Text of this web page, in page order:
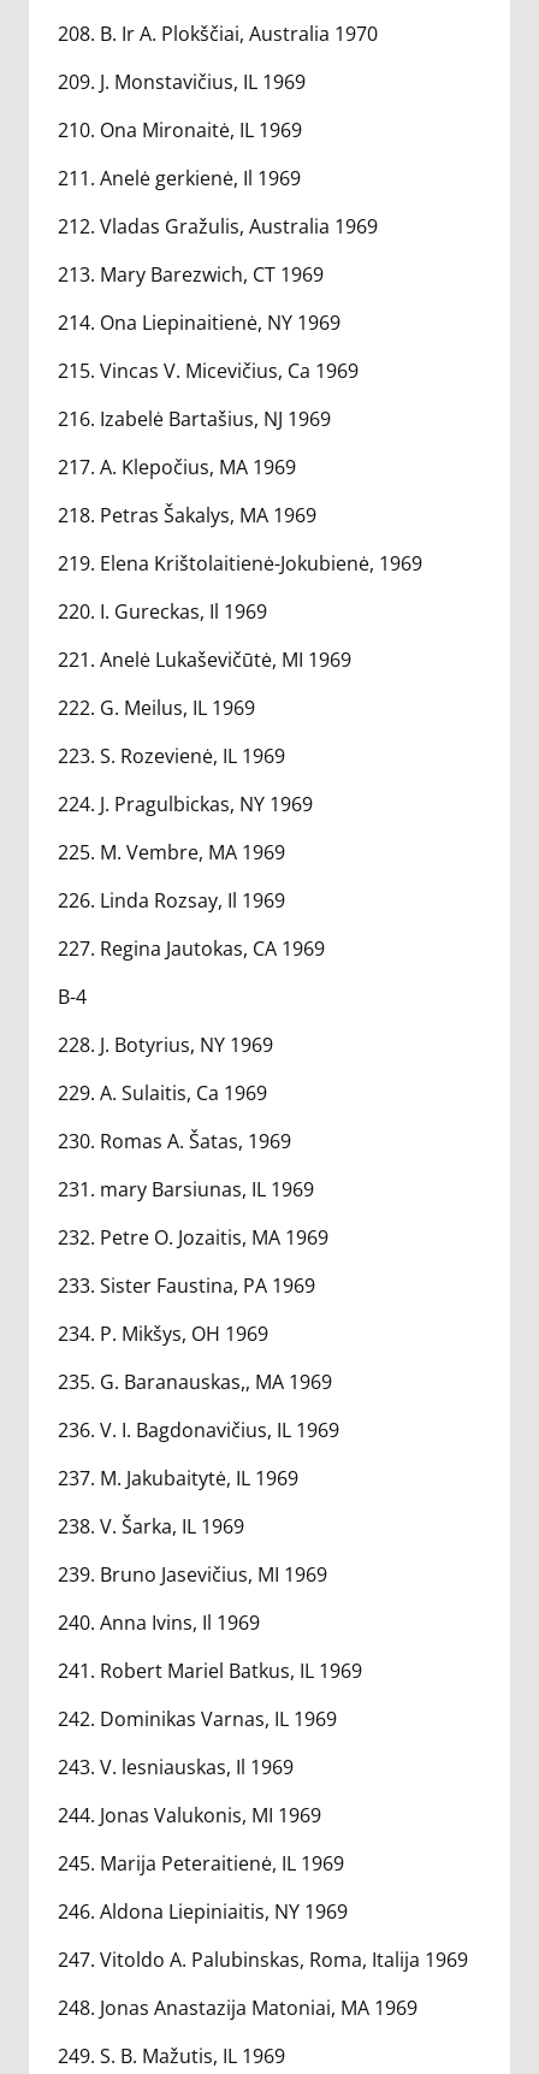
208. B. Ir A. Plokščiai, Australia 1970
209. J. Monstavičius, IL 1969
210. Ona Mironaitė, IL 1969
211. Anelė gerkienė, Il 1969
212. Vladas Gražulis, Australia 1969
213. Mary Barezwich, CT 1969
214. Ona Liepinaitienė, NY 1969
215. Vincas V. Micevičius, Ca 1969
216. Izabelė Bartašius, NJ 1969
217. A. Klepočius, MA 1969
218. Petras Šakalys, MA 1969
219. Elena Krištolaitienė-Jokubienė, 1969
220. I. Gureckas, Il 1969
221. Anelė Lukaševičūtė, MI 1969
222. G. Meilus, IL 1969
223. S. Rozevienė, IL 1969
224. J. Pragulbickas, NY 1969
225. M. Vembre, MA 1969
226. Linda Rozsay, Il 1969
227. Regina Jautokas, CA 1969
B-4
228. J. Botyrius, NY 1969
229. A. Sulaitis, Ca 1969
230. Romas A. Šatas, 1969
231. mary Barsiunas, IL 1969
232. Petre O. Jozaitis, MA 1969
233. Sister Faustina, PA 1969
234. P. Mikšys, OH 1969
235. G. Baranauskas,, MA 1969
236. V. I. Bagdonavičius, IL 1969
237. M. Jakubaitytė, IL 1969
238. V. Šarka, IL 1969
239. Bruno Jasevičius, MI 1969
240. Anna Ivins, Il 1969
241. Robert Mariel Batkus, IL 1969
242. Dominikas Varnas, IL 1969
243. V. lesniauskas, Il 1969
244. Jonas Valukonis, MI 1969
245. Marija Peteraitienė, IL 1969
246. Aldona Liepiniaitis, NY 1969
247. Vitoldo A. Palubinskas, Roma, Italija 1969
248. Jonas Anastazija Matoniai, MA 1969
249. S. B. Mažutis, IL 1969